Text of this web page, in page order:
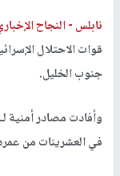
نابلس -النجاح
قوات الاحتلال
جنوب الخليل.
وأفادت مصادر أمنية
في العشرينات من